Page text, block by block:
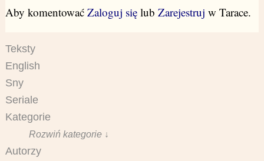
Aby komentować Zaloguj sięlub Zarejestruj w Tarace.
Teksty
English
Sny
Seriale
Kategorie
Rozwiń kategorie ↓
Autorzy